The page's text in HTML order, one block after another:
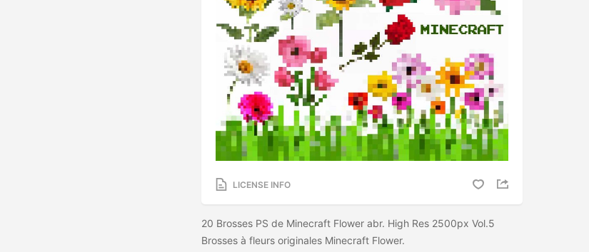
LICENSE INFO
20 Brosses PS de Minecraft Flower abr. High Res 2500px Vol.5
Brosses à fleurs originales Minecraft Flower.